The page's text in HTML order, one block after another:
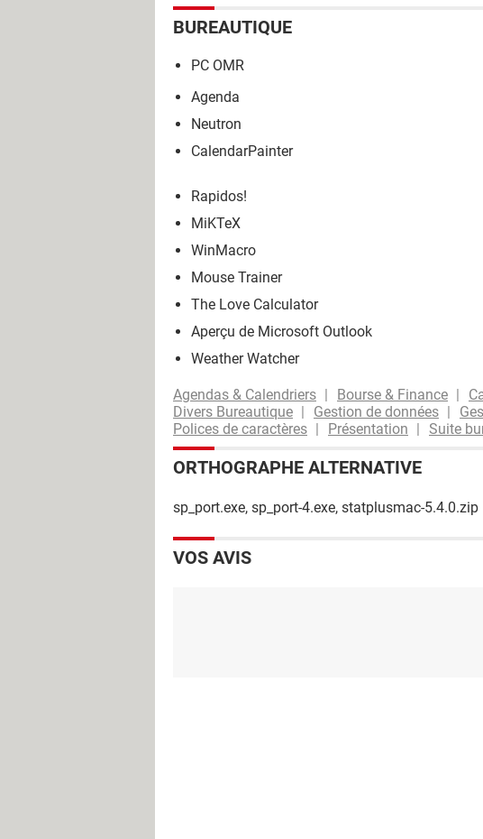
BUREAUTIQUE
PC OMR
Agenda
Neutron
CalendarPainter
Rapidos!
MiKTeX
WinMacro
Mouse Trainer
The Love Calculator
Aperçu de Microsoft Outlook
Weather Watcher
Agendas & Calendriers Bourse & Finance
Divers Bureautique
Gestion de données
Polices de caractères
Présentation Suite
ORTHOGRAPHE ALTERNATIVE
sp_port.exe, sp_port-4.exe, statplusmac-5.4.0.zip
VOS AVIS